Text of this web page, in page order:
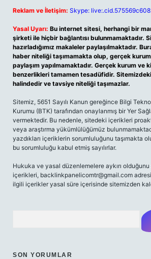
Reklam ve İletişim: Skype:
Yasal Uyarı: Bu internet sitesi, herhangi bir
şirketi ile hiçbir bağlantısı bulunmamaktadır.
hazırladığımız makaleler paylaşılmaktadır.
haber niteliği taşımamakta olup, gerçek
paylaşım yapılmamaktadır. Gerçek kurum ve
benzerlikleri tamamen tesadüfidir.
halindedir ve tavsiye niteliği taşımazlar.
Sitemiz, 5651 Sayılı Kanun gereğince Bilgi
Kurumu (BTK) tarafından onaylanmış bir Yer
vermektedir. Bu nedenle, sitedeki içerikleri
veya araştırma yükümlülüğümüz
yazdıkları içeriklerin sorumluluğunu taşımakta
bu sorumluluğu kabul etmiş sayılırlar.
Hukuka ve yasal düzenlemelere aykırı
içerikleri, backlinkpanelicomtr@gmail.com
ilgili içerikler yasal süre içerisinde sitemizden
SON YORUMLAR